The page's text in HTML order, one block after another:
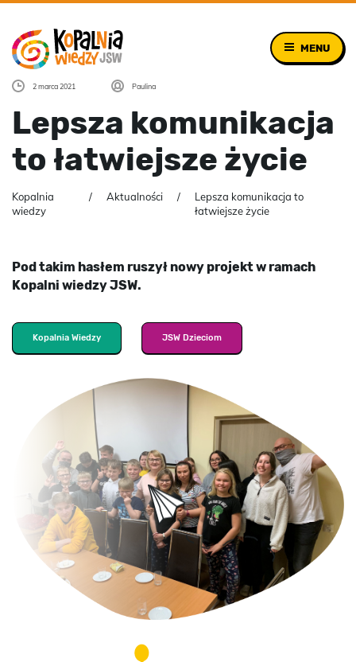
MENU
2 marca 2021 Paulina
Lepsza komunikacja
to łatwiejsze życie
Kopalnia
wiedzy
Aktualności
Lepsza komunikacja to
łatwiejsze życie
Pod takim hasłem ruszył nowy projekt w ramach
Kopalni wiedzy JSW.
Kopalnia Wiedzy JSW Dzieciom